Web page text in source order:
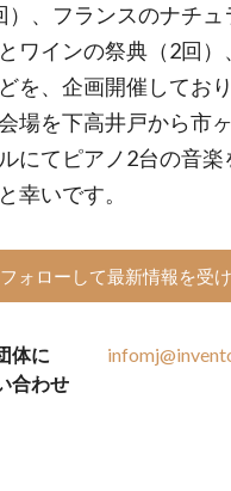
）、フランスのナチ
ワインの祭典（2回
を、企画開催してお
場を下高井戸から市
にてピアノ2台の音
幸いです。
フォローして最新情報を受
体に
合わせ